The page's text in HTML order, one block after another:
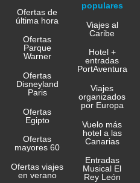
Ofertas de
última hora
Ofertas
Parque
Warner
Ofertas
Disneyland
Paris
Ofertas
Egipto
Ofertas
mayores 60
Ofertas viajes
en verano
populares
Viajes al
Caribe
Hotel +
entradas
PortAventura
Viajes
organizados
por Europa
Vuelo más
hotel a las
Canarias
Entradas
Musical El
Rey León